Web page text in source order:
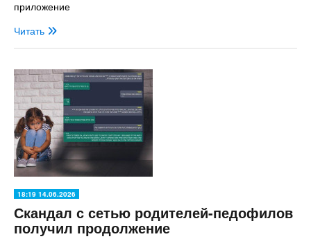
приложение
Читать
18:19 14.06.2026
Скандал с сетью родителей-педофилов
получил продолжение